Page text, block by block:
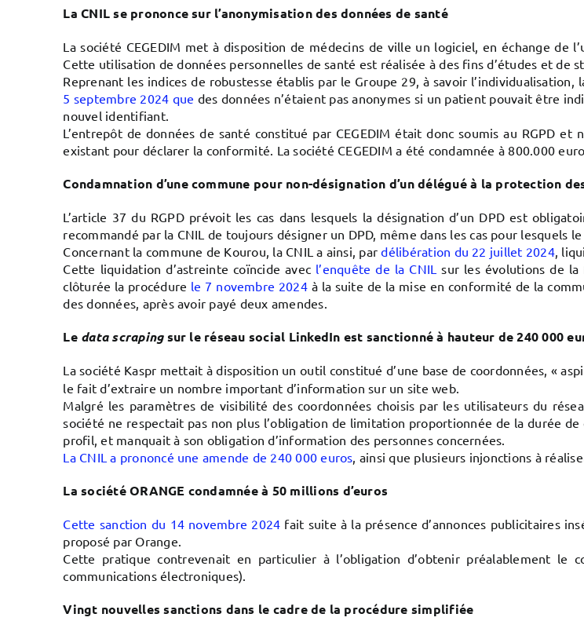
La CNIL se prononce sur l’anonymisation des données de santé
La société CEGEDIM met à disposition de médecins de ville un logiciel, en échange de
Cette utilisation de données personnelles de santé est réalisée à des fins d’études et de
Reprenant les indices de robustesse établis par le Groupe 29, à savoir l’individualisation,
5 septembre 2024 que des données n’étaient pas anonymes si un patient pouvait être
nouvel identifiant.
L’entrepôt de données de santé constitué par CEGEDIM était donc soumis au RGPD
existant pour déclarer la conformité. La société CEGEDIM a été condamnée à 800.000
Condamnation d’une commune pour non-désignation d’un délégué à la protection
L’article 37 du RGPD prévoit les cas dans lesquels la désignation d’un DPD est
recommandé par la CNIL de toujours désigner un DPD, même dans les cas pour lesquels
Concernant la commune de Kourou, la CNIL a ainsi, pardélibération du 22 juillet 2024,
Cette liquidation d’astreinte coïncide avec l’enquête de la CNIL sur les évolutions de
clôturée la procédure le 7 novembre 2024à la suite de la mise en conformité de la
des données, après avoir payé deux amendes.
Le data scrapingsur le réseau social LinkedIn est sanctionné à hauteur de 240 000
La société Kaspr mettait à disposition un outil constitué d’une base de coordonnées, «
le fait d’extraire un nombre important d’information sur un site web.
Malgré les paramètres de visibilité des coordonnées choisis par les utilisateurs du
société ne respectait pas non plus l’obligation de limitation proportionnée de la durée
profil, et manquait à son obligation d’information des personnes concernées.
La CNIL a prononcé une amende de 240 000 euros, ainsi que plusieurs injonctions à
La société ORANGE condamnée à 50 millions d’euros
Cette sanction du 14 novembre 2024 fait suite à la présence d’annonces publicitaires
proposé par Orange.
Cette pratique contrevenait en particulier à l’obligation d’obtenir préalablement le
communications électroniques).
Vingt nouvelles sanctions dans le cadre de la procédure simplifiée